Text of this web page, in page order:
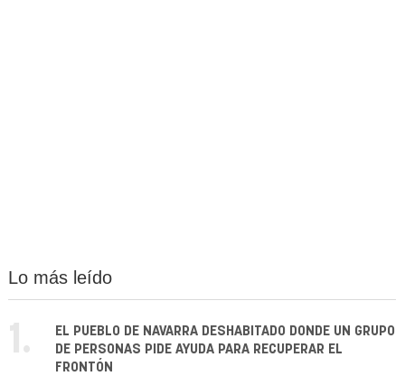
Lo más leído
1.
EL PUEBLO DE NAVARRA DESHABITADO DONDE UN GRUPO
DE PERSONAS PIDE AYUDA PARA RECUPERAR EL
FRONTÓN